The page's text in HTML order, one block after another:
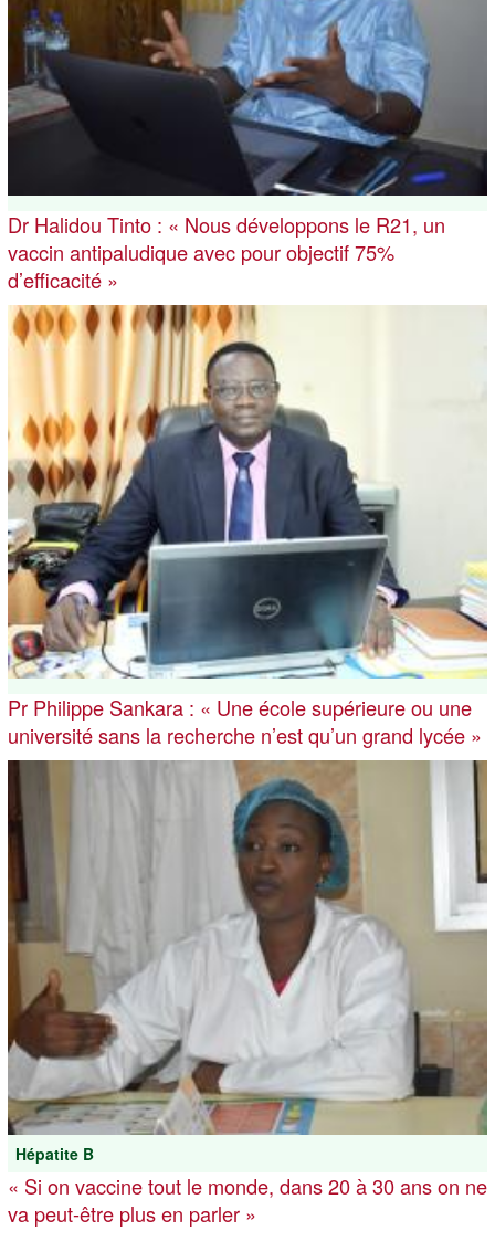
Dr Halidou Tinto : « Nous développons le R21, un
vaccin antipaludique avec pour objectif 75%
d’efficacité »
Pr Philippe Sankara : « Une école supérieure ou une
université sans la recherche n’est qu’un grand lycée »
Hépatite B
« Si on vaccine tout le monde, dans 20 à 30 ans on ne
va peut-être plus en parler »